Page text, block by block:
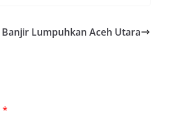
Banjir Lumpuhkan Aceh Utara
*